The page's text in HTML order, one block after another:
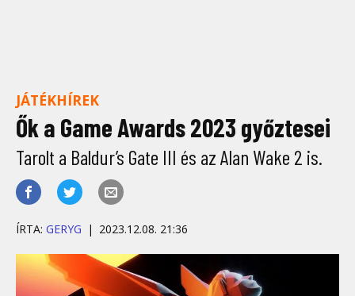
JÁTÉKHÍREK
Ők a Game Awards 2023 győztesei
Tarolt a Baldur’s Gate III és az Alan Wake 2 is.
ÍRTA: GERYG 2023.12.08. 21:36